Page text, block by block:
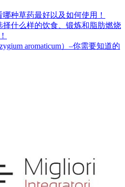
种草药最好以及如何使用！
择什么样的饮食、锻炼和脂肪燃烧
aromaticum）–你需要知道的